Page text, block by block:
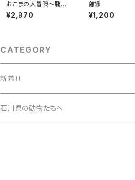
おこまの大冒険〜朧月
猫の草紙〜
¥2,970
離縁
¥1,200
CATEGORY
新着！！
石川県の動物たちへ